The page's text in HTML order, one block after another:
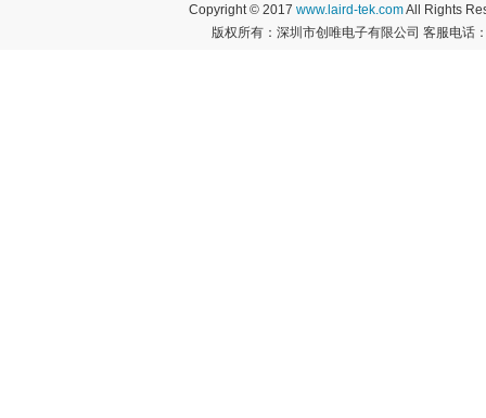
Copyright © 2017 www.laird-tek.comAll Rights
版权所有：深圳市创唯电子有限公司 客服电话